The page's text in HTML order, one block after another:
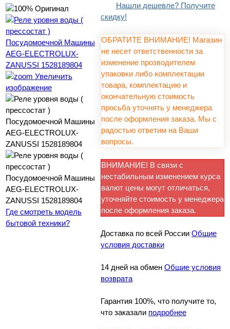
Увеличить
изображение
Где смотреть модель
бытовой техники?
Нашли дешевле? Получите
скидку!
ОБРАТИТЕ ВНИМАНИЕ! Магазин
не несет ответственности за
изменение прозводителем
упаковки либо комплектации
товара, комплектацию и
окончательную стоимость
просьба уточнять у менеджера
после оформления заказа. Мы с
радостью ответим на Ваши
вопросы.
ВНИМАНИЕ! В связи с
нестабильным изменением курса
валют цены могут отличаться,
уточняйте стоимость у менеджера
после оформления заказа.
Доставка по всей России Общие
условия доставки
14 дней на обмен Общие условия
возврата
Гарантия 100%, что получите то,
что заказали подробнее